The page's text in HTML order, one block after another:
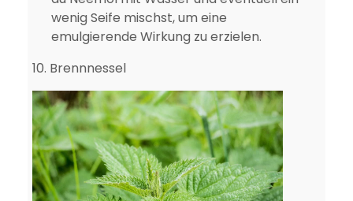
wenig Seife mischst, um eine
emulgierende Wirkung zu erzielen.
10. Brennnessel